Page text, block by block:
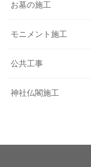
お墓の施工
モニメント施工
公共工事
神社仏閣施工